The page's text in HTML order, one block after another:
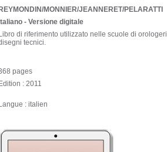
REYMONDIN/MONNIER/JEANNERET/PELARATTI
Italiano - Versione digitale
Libro di riferimento utilizzato nelle scuole di
tecnici.
pages
Edition : 2011
Langue : italien